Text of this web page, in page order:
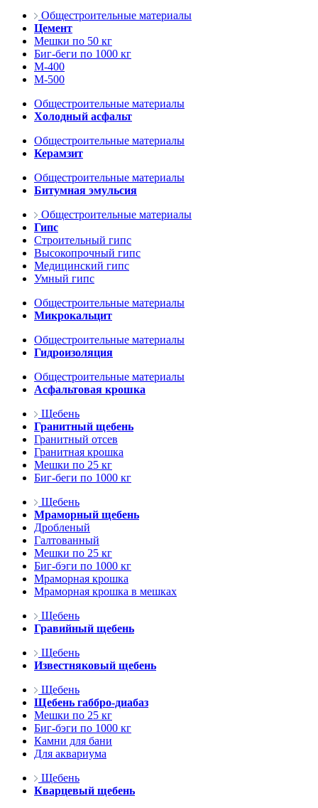
Общестроительные материалы
Цемент
Мешки по 50 кг
Биг-беги по 1000 кг
М-400
М-500
Общестроительные материалы
Холодный асфальт
Общестроительные материалы
Керамзит
Общестроительные материалы
Битумная эмульсия
Общестроительные материалы
Гипс
Строительный гипс
Высокопрочный гипс
Медицинский гипс
Умный гипс
Общестроительные материалы
Микрокальцит
Общестроительные материалы
Гидроизоляция
Общестроительные материалы
Асфальтовая крошка
Щебень
Гранитный щебень
Гранитный отсев
Гранитная крошка
Мешки по 25 кг
Биг-беги по 1000 кг
Щебень
Мраморный щебень
Дробленый
Галтованный
Мешки по 25 кг
Биг-бэги по 1000 кг
Мраморная крошка
Мраморная крошка в мешках
Щебень
Гравийный щебень
Щебень
Известняковый щебень
Щебень
Щебень габбро-диабаз
Мешки по 25 кг
Биг-бэги по 1000 кг
Камни для бани
Для аквариума
Щебень
Кварцевый щебень